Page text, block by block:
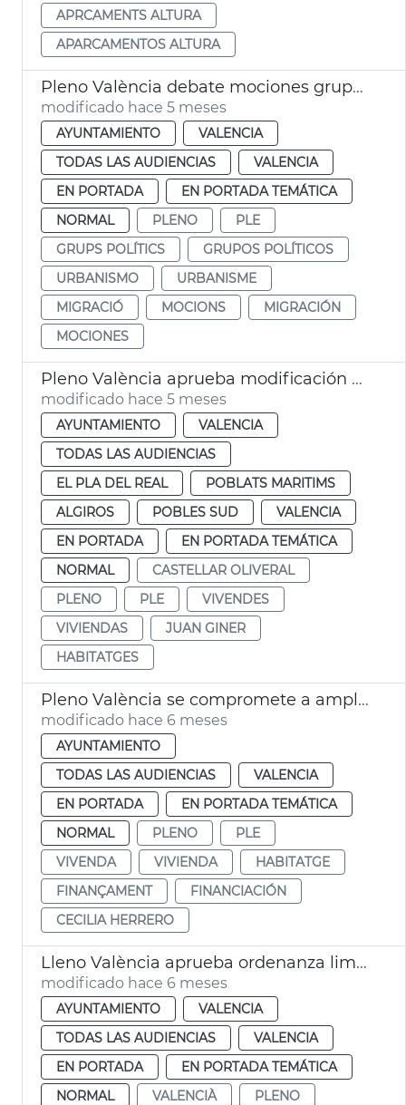
APRCAMENTS ALTURA
APARCAMENTOS ALTURA
Pleno València debate mociones grupos municipales
modificado hace 5 meses
AYUNTAMIENTO
VALENCIA
TODAS LAS AUDIENCIAS
VALENCIA
EN PORTADA
EN PORTADA TEMÁTICA
NORMAL
PLENO
PLE
GRUPS POLÍTICS
GRUPOS POLÍTICOS
URBANISMO
URBANISME
MIGRACIÓ
MOCIONS
MIGRACIÓN
MOCIONES
Pleno València aprueba modificación PGOU cambio uso parcelas Telefónica
modificado hace 5 meses
AYUNTAMIENTO
VALENCIA
TODAS LAS AUDIENCIAS
EL PLA DEL REAL
POBLATS MARITIMS
ALGIROS
POBLES SUD
VALENCIA
EN PORTADA
EN PORTADA TEMÁTICA
NORMAL
CASTELLAR OLIVERAL
PLENO
PLE
VIVENDES
VIVIENDAS
JUAN GINER
HABITATGES
Pleno València se compromete a ampliar ayudas al alquiler
modificado hace 6 meses
AYUNTAMIENTO
TODAS LAS AUDIENCIAS
VALENCIA
EN PORTADA
EN PORTADA TEMÁTICA
NORMAL
PLENO
PLE
VIVENDA
VIVIENDA
HABITATGE
FINANÇAMENT
FINANCIACIÓN
CECILIA HERRERO
Lleno València aprueba ordenanza limpia recogida residuos
modificado hace 6 meses
AYUNTAMIENTO
VALENCIA
TODAS LAS AUDIENCIAS
VALENCIA
EN PORTADA
EN PORTADA TEMÁTICA
NORMAL
VALENCIÀ
PLENO